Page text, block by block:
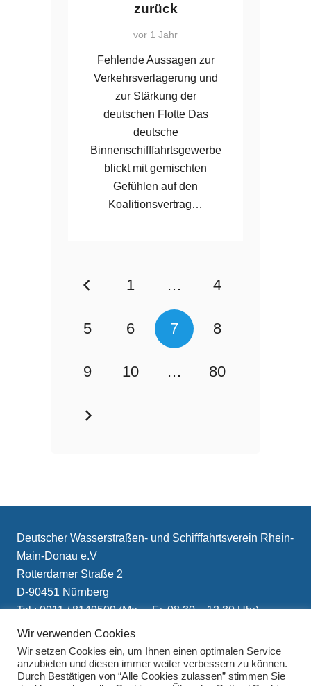
zurück
vor 1 Jahr
Fehlende Aussagen zur
Verkehrsverlagerung und
zur Stärkung der
deutschen Flotte Das
deutsche
Binnenschifffahrtsgewerbe
blickt mit gemischten
Gefühlen auf den
Koalitionsvertrag…
1 … 4
5 6 7 8
9 10 … 80
Deutscher Wasserstraßen- und Schifffahrtsverein Rhein-
Main-Donau e.V
Rotterdamer Straße 2
D-90451 Nürnberg
Tel.: 0911 / 8149509 (Mo. – Fr. 08.30 – 12.30 Uhr)
E-Mail: info(at)schifffahrtsverein.de
Wir verwenden Cookies
Wir setzen Cookies ein, um Ihnen einen optimalen Service
anzubieten und diesen immer weiter verbessern zu können.
Durch Bestätigen von “Alle Cookies zulassen” stimmen Sie